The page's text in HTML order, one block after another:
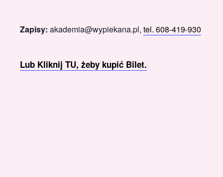
Zapisy: akademia@wypiekana.pl, tel. 608-419-930
Lub Kliknij TU, żeby kupić Bilet.